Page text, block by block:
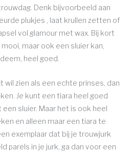
Denk bijvoorbeeld aan
plukjes , laat krullen zetten of
vol glamour met wax. Bij kort
maar ook een sluier kan,
heel goed.
wil zien als een echte prinses, dan
Je kunt een tiara heel goed
sluier. Maar het is ook heel
en alleen maar een tiara te
exemplaar dat bij je trouwjurk
parels in je jurk, ga dan voor een